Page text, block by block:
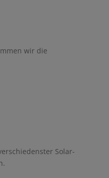
wir die
Solar-